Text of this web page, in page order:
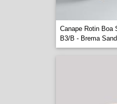
Canape Rotin Boa
B3/B - Brema Sand